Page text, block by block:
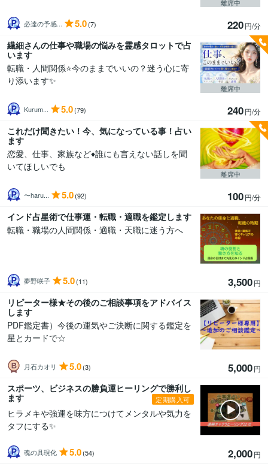
必達の予感... 5.0(7) 220円/分
離席中
繊細さんの仕事や職場の悩みを霊感タロットで占
います
転職・人間関係⭐今のままでいいの？迷う心に寄
り添います✨
Kurum... 5.0(79) 240円/分
離席中
これだけ聞きたい！今、気になっている事！占い
ます
恋愛、仕事、家族など♦誰にも言えない話しを聞
いてほしいでも
〜haru... 5.0(92) 100円/分
離席中
インド占星術で仕事運・転職・適職を鑑定します
転職・職場の人間関係・適職・天職に迷う方へ
夢野咲子 5.0(11) 3,500円
リピーター様★その後のご相談事項をアドバイス
します
PDF鑑定書）今後の運気やご決断に関する鑑定を
星とカードで☆
月石カオリ 5.0(3) 5,000円
スポーツ、ビジネスの勝負運ヒーリングで勝利し
ます
定期購入可
ヒラメキや強運を味方につけてメンタルや気力を
タフにする✨
魂の具現化 5.0(54) 2,000円